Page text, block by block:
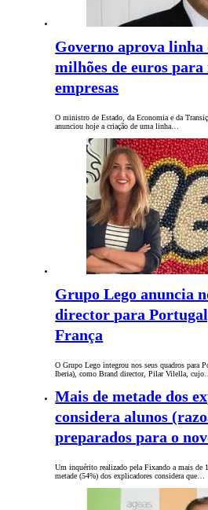
Governo aprova linha
milhões de euros
empresas
O ministro de Estado, da Economia e da
anunciou hoje a criação de uma linha…
Grupo Lego anuncia
director para
França
O Grupo Lego integrou nos seus quadros para
Iberia), como Brand director, Pilar Vilella,
Mais de metade dos
considera alunos
preparados para o
Um inquérito realizado pela Fixando a mais de
metade (54%) dos explicadores considera que…